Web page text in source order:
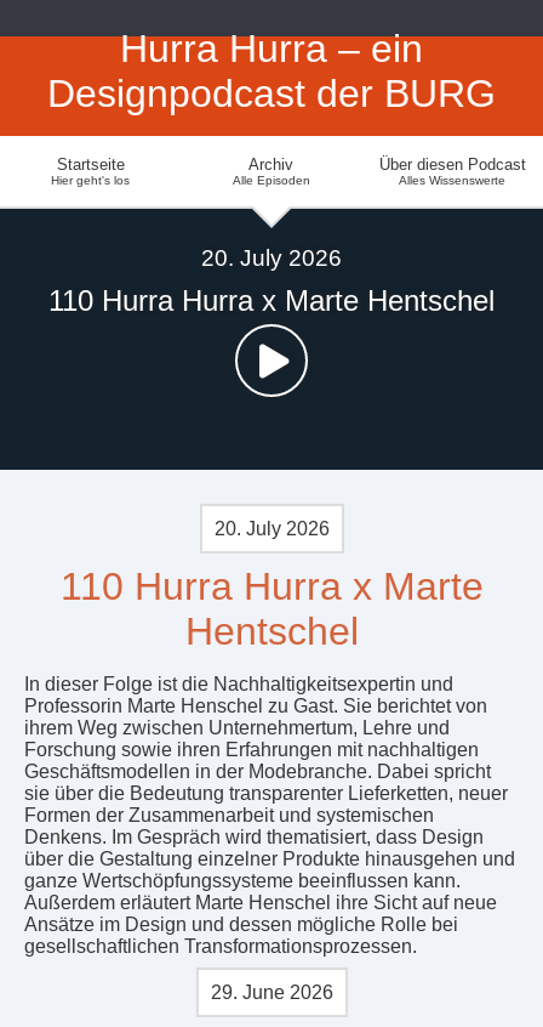
Hurra Hurra – ein
Designpodcast der BURG
Startseite
Hier geht's los
Archiv
Alle Episoden
Über diesen Podcast
Alles Wissenswerte
20. July 2026
110 Hurra Hurra x Marte Hentschel
20. July 2026
110 Hurra Hurra x Marte
Hentschel
In dieser Folge ist die Nachhaltigkeitsexpertin und
Professorin Marte Henschel zu Gast. Sie berichtet von
ihrem Weg zwischen Unternehmertum, Lehre und
Forschung sowie ihren Erfahrungen mit nachhaltigen
Geschäftsmodellen in der Modebranche. Dabei spricht
sie über die Bedeutung transparenter Lieferketten, neuer
Formen der Zusammenarbeit und systemischen
Denkens. Im Gespräch wird thematisiert, dass Design
über die Gestaltung einzelner Produkte hinausgehen und
ganze Wertschöpfungssysteme beeinflussen kann.
Außerdem erläutert Marte Henschel ihre Sicht auf neue
Ansätze im Design und dessen mögliche Rolle bei
gesellschaftlichen Transformationsprozessen.
29. June 2026